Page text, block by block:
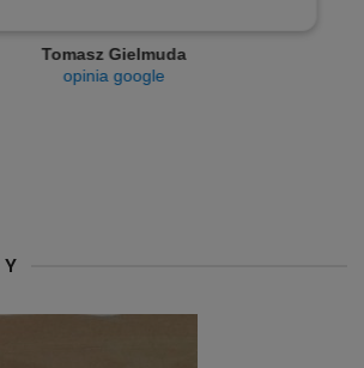
Tomasz Gielmuda
opinia google